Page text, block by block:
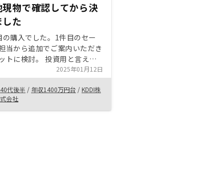
現物で確認してから決
た
の購入でした。1件目のセー
当から追加でご案内いただき
トに検討。 投資用と言えど
分が住みたいと思える物件にし
め、「いい物件ほど急いだほ
いいですよ」と言われつつも、
現物確認してから家族と相談
めました。 いくつか物件見
2025年01月12日
40代後半 / 年収1400万円台 /KDDI株
式会社